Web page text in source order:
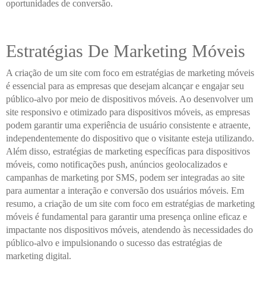
oportunidades de conversão.
Estratégias De Marketing Móveis
A criação de um site com foco em estratégias de marketing móveis
é essencial para as empresas que desejam alcançar e engajar seu
público-alvo por meio de dispositivos móveis. Ao desenvolver um
site responsivo e otimizado para dispositivos móveis, as empresas
podem garantir uma experiência de usuário consistente e atraente,
independentemente do dispositivo que o visitante esteja utilizando.
Além disso, estratégias de marketing específicas para dispositivos
móveis, como notificações push, anúncios geolocalizados e
campanhas de marketing por SMS, podem ser integradas ao site
para aumentar a interação e conversão dos usuários móveis. Em
resumo, a criação de um site com foco em estratégias de marketing
móveis é fundamental para garantir uma presença online eficaz e
impactante nos dispositivos móveis, atendendo às necessidades do
público-alvo e impulsionando o sucesso das estratégias de
marketing digital.